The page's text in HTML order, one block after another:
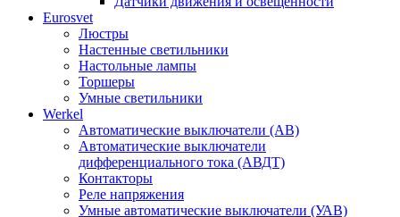
Eurosvet
Люстры
Настенные светильники
Настольные лампы
Торшеры
Умные светильники
Werkel
Автоматические выключатели (АВ)
Автоматические выключатели
дифференциального тока (АВДТ)
Контакторы
Реле напряжения
Умные автоматические выключатели (УАВ)